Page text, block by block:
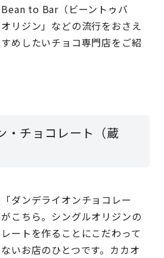
to Bar（ビーントゥバ
リジン」などの流行をおさえ
めしたいチョコ専門店をご紹
・チョコレート（蔵
ダンデライオンチョコレー
こちら。シングルオリジンの
ートを作ることにこだわって
いお店のひとつです。カカオ